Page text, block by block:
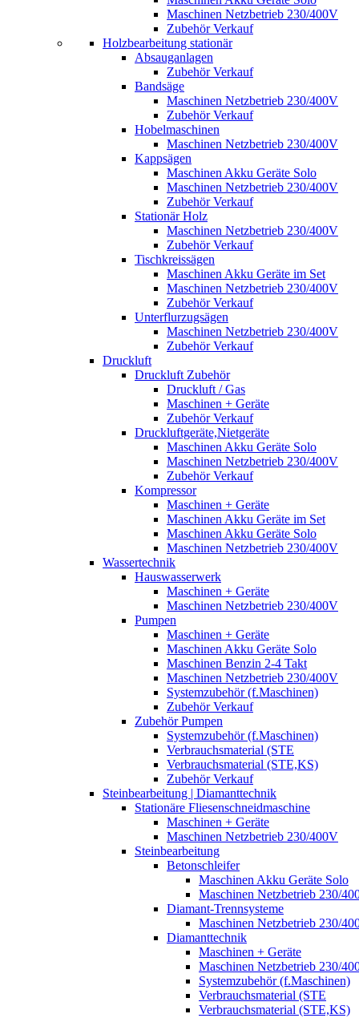
Maschinen Netzbetrieb 230/400V
Zubehör Verkauf
Holzbearbeitung stationär
Absauganlagen
Zubehör Verkauf
Bandsäge
Maschinen Netzbetrieb 230/400V
Zubehör Verkauf
Hobelmaschinen
Maschinen Netzbetrieb 230/400V
Kappsägen
Maschinen Akku Geräte Solo
Maschinen Netzbetrieb 230/400V
Zubehör Verkauf
Stationär Holz
Maschinen Netzbetrieb 230/400V
Zubehör Verkauf
Tischkreissägen
Maschinen Akku Geräte im Set
Maschinen Netzbetrieb 230/400V
Zubehör Verkauf
Unterflurzugsägen
Maschinen Netzbetrieb 230/400V
Zubehör Verkauf
Druckluft
Druckluft Zubehör
Druckluft / Gas
Maschinen + Geräte
Zubehör Verkauf
Druckluftgeräte,Nietgeräte
Maschinen Akku Geräte Solo
Maschinen Netzbetrieb 230/400V
Zubehör Verkauf
Kompressor
Maschinen + Geräte
Maschinen Akku Geräte im Set
Maschinen Akku Geräte Solo
Maschinen Netzbetrieb 230/400V
Wassertechnik
Hauswasserwerk
Maschinen + Geräte
Maschinen Netzbetrieb 230/400V
Pumpen
Maschinen + Geräte
Maschinen Akku Geräte Solo
Maschinen Benzin 2-4 Takt
Maschinen Netzbetrieb 230/400V
Systemzubehör (f.Maschinen)
Zubehör Verkauf
Zubehör Pumpen
Systemzubehör (f.Maschinen)
Verbrauchsmaterial (STE
Verbrauchsmaterial (STE,KS)
Zubehör Verkauf
Steinbearbeitung | Diamanttechnik
Stationäre Fliesenschneidmaschine
Maschinen + Geräte
Maschinen Netzbetrieb 230/400V
Steinbearbeitung
Betonschleifer
Maschinen Akku Geräte Solo
Maschinen Netzbetrieb 230/
Diamant-Trennsysteme
Maschinen Netzbetrieb 230/
Diamanttechnik
Maschinen + Geräte
Maschinen Netzbetrieb 230/
Systemzubehör (f.Maschinen)
Verbrauchsmaterial (STE
Verbrauchsmaterial (STE,KS)